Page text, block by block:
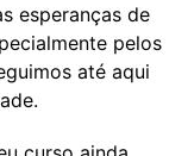
esperanças de
pelos
até aqui